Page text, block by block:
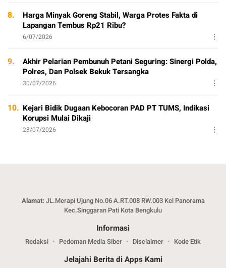
8.
Harga Minyak Goreng Stabil, Warga Protes Fakta di
Lapangan Tembus Rp21 Ribu?
6/07/2026
9.
Akhir Pelarian Pembunuh Petani Seguring: Sinergi Polda,
Polres, Dan Polsek Bekuk Tersangka
30/07/2026
10. Kejari Bidik Dugaan Kebocoran PAD PT TUMS, Indikasi
Korupsi Mulai Dikaji
23/07/2026
Alamat: JL.Merapi Ujung No.06 A.RT.008 RW.003 Kel Panorama
Kec.Singgaran Pati Kota Bengkulu
Informasi
Redaksi Pedoman Media Siber Disclaimer Kode Etik
Jelajahi Berita di Apps Kami